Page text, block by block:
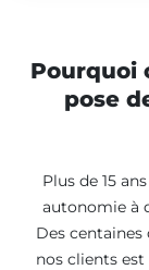
Pourquoi
pose
Plus de 15
autonomie à
Des
nos clients